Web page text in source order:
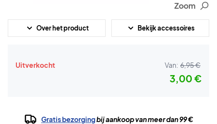
Zoom
Over het product Bekijk accessoires
Uitverkocht Van: 6,95 €
3,00 €
Gratis bezorgingbij aankoop van meer dan 99 €